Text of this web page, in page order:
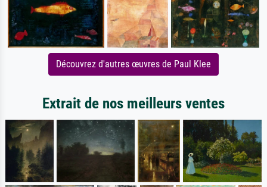
Découvrez d'autres œuvres de Paul Klee
Extrait de nos meilleurs ventes